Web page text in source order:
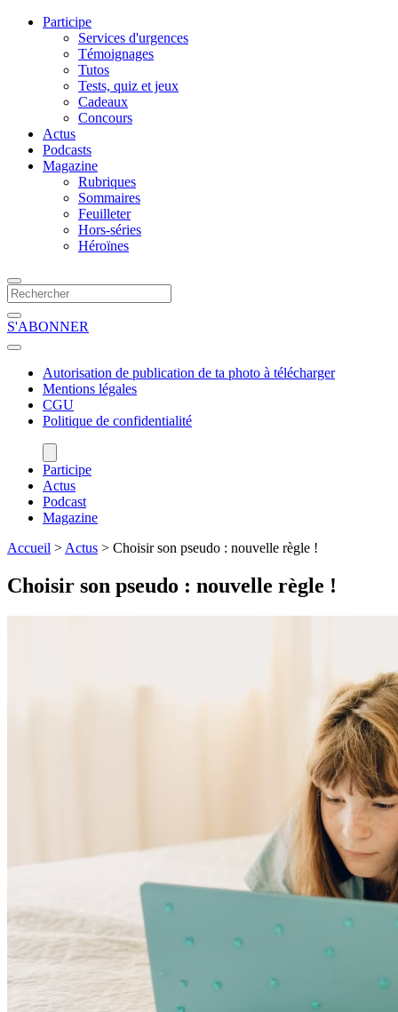
Participe
Services d'urgences
Témoignages
Tutos
Tests, quiz et jeux
Cadeaux
Concours
Actus
Podcasts
Magazine
Rubriques
Sommaires
Feuilleter
Hors-séries
Héroïnes
S'ABONNER
Autorisation de publication de ta photo à télécharger
Mentions légales
CGU
Politique de confidentialité
Participe
Actus
Podcast
Magazine
Accueil > Actus > Choisir son pseudo : nouvelle règle !
Choisir son pseudo : nouvelle règle !